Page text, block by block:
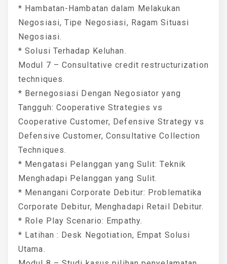
* Hambatan-Hambatan dalam Melakukan
Negosiasi, Tipe Negosiasi, Ragam Situasi
Negosiasi.
* Solusi Terhadap Keluhan.
Modul 7 – Consultative credit restructurization
techniques.
* Bernegosiasi Dengan Negosiator yang
Tangguh: Cooperative Strategies vs
Cooperative Customer, Defensive Strategy vs
Defensive Customer, Consultative Collection
Techniques.
* Mengatasi Pelanggan yang Sulit: Teknik
Menghadapi Pelanggan yang Sulit.
* Menangani Corporate Debitur: Problematika
Corporate Debitur, Menghadapi Retail Debitur.
* Role Play Scenario: Empathy.
* Latihan : Desk Negotiation, Empat Solusi
Utama.